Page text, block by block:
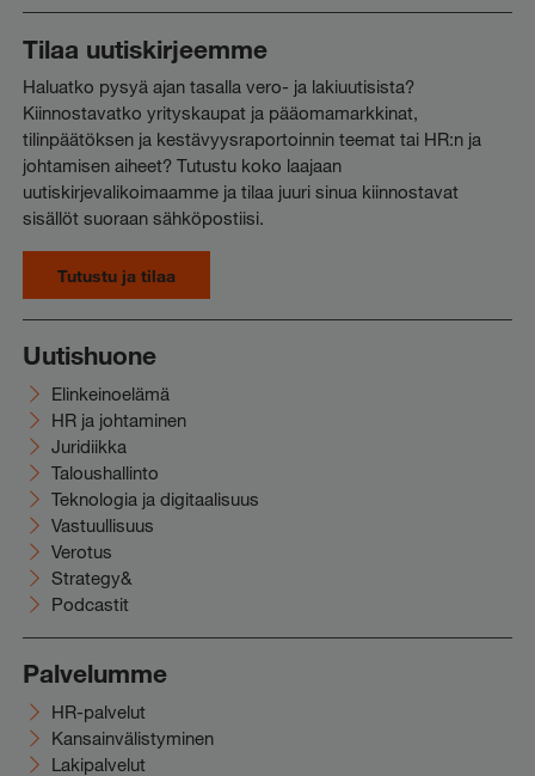
Tilaa uutiskirjeemme
Haluatko pysyä ajan tasalla vero- ja lakiuutisista?
Kiinnostavatko yrityskaupat ja pääomamarkkinat,
tilinpäätöksen ja kestävyysraportoinnin teemat tai HR:n ja
johtamisen aiheet? Tutustu koko laajaan
uutiskirjevalikoimaamme ja tilaa juuri sinua kiinnostavat
sisällöt suoraan sähköpostiisi.
Tutustu ja tilaa
Uutishuone
Elinkeinoelämä
HR ja johtaminen
Juridiikka
Taloushallinto
Teknologia ja digitaalisuus
Vastuullisuus
Verotus
Strategy&
Podcastit
Palvelumme
HR-palvelut
Kansainvälistyminen
Lakipalvelut